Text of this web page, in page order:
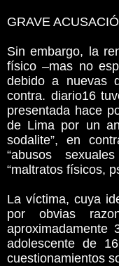
GRAVE
Sin embargo, la
físico –mas no
debido a nuevas
contra. diario16
presentada hace
de Lima por un
sodalite”, en
“abusos
“maltratos físicos,
La víctima, cuya
por obvias
aproximadamente
adolescente de
cuestionamientos